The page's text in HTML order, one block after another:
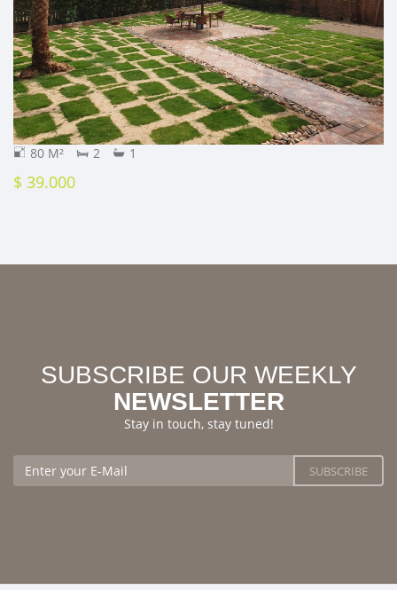
80 M² 2 1
$ 39.000
SUBSCRIBE OUR WEEKLY
NEWSLETTER
Stay in touch, stay tuned!